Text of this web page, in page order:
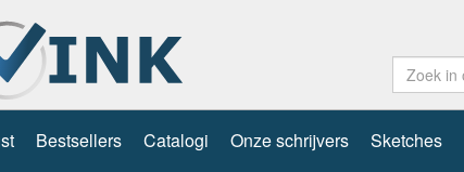
Bestsellers Catalogi Onze schrijvers Sketches